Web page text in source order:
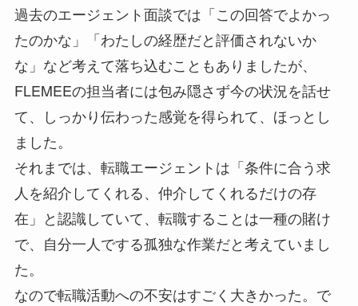
過去のエージェント面談では「この回答でよかっ
たのかな」「わたしの経歴だと評価されないか
な」など考えて落ち込むこともありましたが、
FLEMEEの担当者には包み隠さず今の状況を話せ
て、しっかり伝わった感覚を得られて、ほっとし
ました。
それまでは、転職エージェントは「条件に合う求
人を紹介してくれる、仲介してくれるだけの存
在」と認識していて、転職することは一種の賭け
で、自分一人でする孤独な作業だと考えていまし
た。
なので転職活動への不安はすごく大きかった。で